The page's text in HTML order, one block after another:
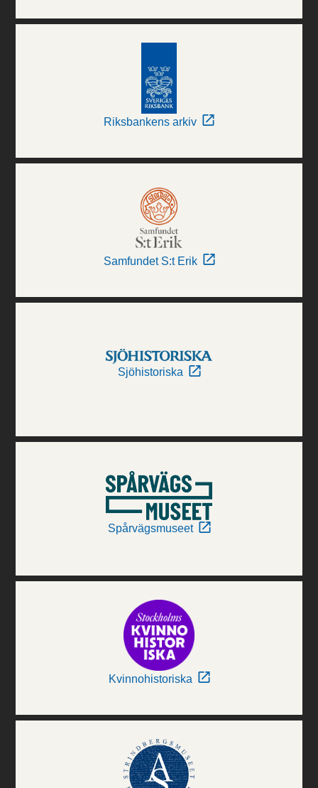
Riksbankens arkiv
Samfundet S:t Erik
Sjöhistoriska
Spårvägsmuseet
Kvinnohistoriska